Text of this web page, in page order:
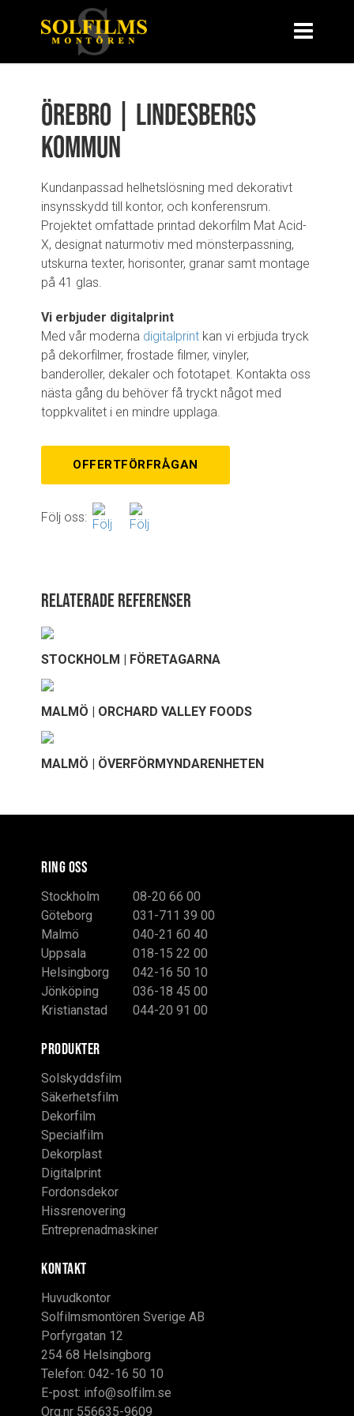
Örebro | Lindesbergs
kommun
Kundanpassad helhetslösning med dekorativt
insynsskydd till kontor, och konferensrum.
Projektet omfattade printad dekorfilm Mat Acid-
X, designat naturmotiv med mönsterpassning,
utskurna texter, horisonter, granar samt montage
på 41 glas.
Vi erbjuder digitalprint
Med vår moderna digitalprint kan vi erbjuda tryck
på dekorfilmer, frostade filmer, vinyler,
banderoller, dekaler och fototapet. Kontakta oss
nästa gång du behöver få tryckt något med
toppkvalitet i en mindre upplaga.
OFFERTFÖRFRÅGAN
Följ oss:
Relaterade referenser
STOCKHOLM | FÖRETAGARNA
MALMÖ | ORCHARD VALLEY FOODS
MALMÖ | ÖVERFÖRMYNDARENHETEN
RING OSS
Stockholm
08-20 66 00
Göteborg
031-711 39 00
Malmö
040-21 60 40
Uppsala
018-15 22 00
Helsingborg
042-16 50 10
Jönköping
036-18 45 00
Kristianstad
044-20 91 00
PRODUKTER
Solskyddsfilm
Säkerhetsfilm
Dekorfilm
Specialfilm
Dekorplast
Digitalprint
Fordonsdekor
Hissrenovering
Entreprenadmaskiner
KONTAKT
Huvudkontor
Solfilmsmontören Sverige AB
Porfyrgatan 12
254 68 Helsingborg
Telefon: 042-16 50 10
E-post: info@solfilm.se
Org.nr 556635-9609